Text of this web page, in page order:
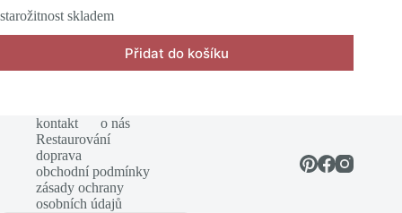
starožitnost skladem
Přidat do košíku
kontakt
o nás
Restaurování
doprava
obchodní podmínky
zásady ochrany
osobních údajů